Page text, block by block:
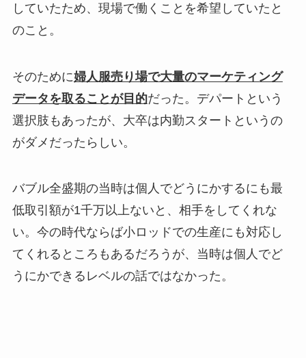
していたため、現場で働くことを希望していたと
のこと。
そのために婦人服売り場で大量のマーケティング
データを取ることが目的だった。デパートという
選択肢もあったが、大卒は内勤スタートというの
がダメだったらしい。
バブル全盛期の当時は個人でどうにかするにも最
低取引額が1千万以上ないと、相手をしてくれな
い。今の時代ならば小ロッドでの生産にも対応し
てくれるところもあるだろうが、当時は個人でど
うにかできるレベルの話ではなかった。